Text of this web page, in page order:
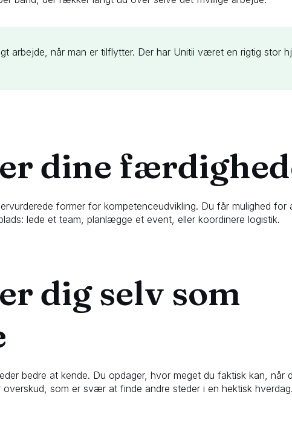
arbejde, når man er tilflytter. Der har Unitii været en rigtig stor
dine
former for kompetenceudvikling. Du får mulighed for
lede et team, planlægge et event, eller koordinere logistik.
dig selv som
bedre at kende. Du opdager, hvor meget du faktisk kan, når
som er svær at finde andre steder i en hektisk hverdag.